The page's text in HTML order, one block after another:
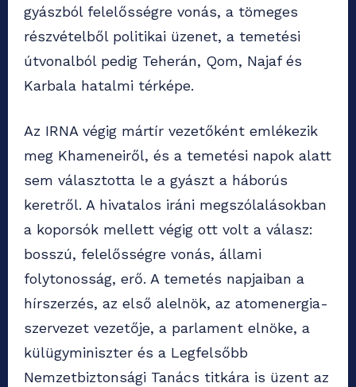
gyászból felelősségre vonás, a tömeges
részvételből politikai üzenet, a temetési
útvonalból pedig Teherán, Qom, Najaf és
Karbala hatalmi térképe.
Az IRNA végig mártír vezetőként emlékezik
meg Khameneiről, és a temetési napok alatt
sem választotta le a gyászt a háborús
keretről. A hivatalos iráni megszólalásokban
a koporsók mellett végig ott volt a válasz:
bosszú, felelősségre vonás, állami
folytonosság, erő. A temetés napjaiban a
hírszerzés, az első alelnök, az atomenergia-
szervezet vezetője, a parlament elnöke, a
külügyminiszter és a Legfelsőbb
Nemzetbiztonsági Tanács titkára is üzent az